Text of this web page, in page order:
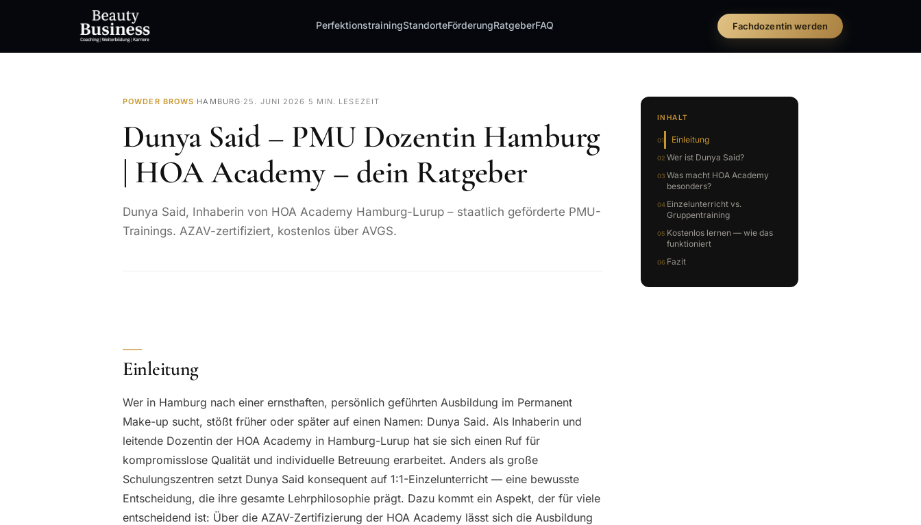
PerfektionstrainingStandorteFörderungRatgeberFAQ Fachdozentin werden
POWDER BROWS· HAMBURG· 25. JUNI 2026 · 5 MIN. LESEZEIT
Dunya Said – PMU Dozentin Hamburg
| HOA Academy – dein Ratgeber
Dunya Said, Inhaberin von HOA Academy Hamburg-Lurup – staatlich geförderte PMU-
Trainings. AZAV-zertifiziert, kostenlos über AVGS.
Einleitung
Wer in Hamburg nach einer ernsthaften, persönlich geführten Ausbildung im Permanent
Make-up sucht, stößt früher oder später auf einen Namen: Dunya Said. Als Inhaberin und
leitende Dozentin der HOA Academy in Hamburg-Lurup hat sie sich einen Ruf für
kompromisslose Qualität und individuelle Betreuung erarbeitet. Anders als große
Schulungszentren setzt Dunya Said konsequent auf 1:1-Einzelunterricht — eine bewusste
Entscheidung, die ihre gesamte Lehrphilosophie prägt. Dazu kommt ein Aspekt, der für viele
entscheidend ist: Über die AZAV-Zertifizierung der HOA Academy lässt sich die Ausbildung
INHALT
Einleitung
Wer ist Dunya Said?
Was macht HOA Academy
besonders?
Einzelunterricht vs.
Gruppentraining
Kostenlos lernen — wie das
funktioniert
Fazit